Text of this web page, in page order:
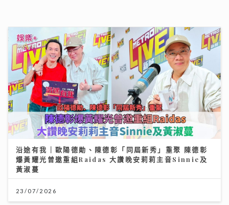
灣區聲勢力｜鄧麗欣Stephy新歌《仍留在這裏》奪得今
週「大灣區音樂榜」冠軍歌